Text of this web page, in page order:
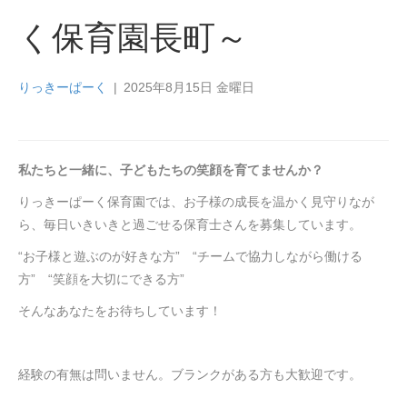
く保育園長町～
りっきーぱーく | 2025年8月15日 金曜日
私たちと一緒に、子どもたちの笑顔を育てませんか？
りっきーぱーく保育園では、お子様の成長を温かく見守りなが
ら、毎日いきいきと過ごせる保育士さんを募集しています。
“お子様と遊ぶのが好きな方” “チームで協力しながら働ける
方” “笑顔を大切にできる方”
そんなあなたをお待ちしています！
経験の有無は問いません。ブランクがある方も大歓迎です。